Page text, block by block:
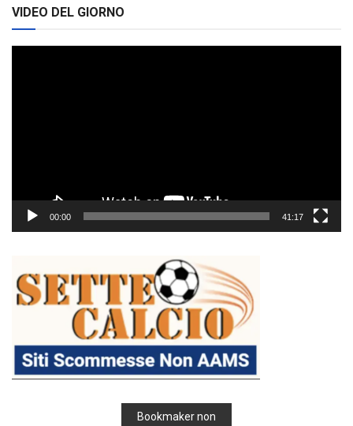
VIDEO DEL GIORNO
00:00 41:17
Bookmaker non